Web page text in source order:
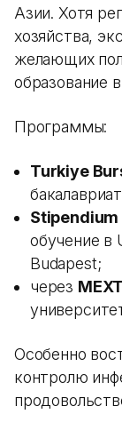
Азии. Хотя
хозяйства,
желающих
образование
Программы:
Turkiye
обучение в
Budapest;
через MEXT
Особенно
контролю